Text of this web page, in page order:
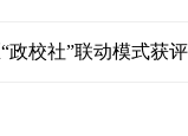
校社”联动模式获